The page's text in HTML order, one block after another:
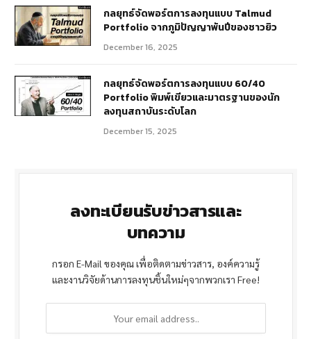
กลยุทธ์จัดพอร์ตการลงทุนแบบ Talmud
Portfolio จากภูมิปัญญาพันปีของชาวยิว
December 16, 2025
กลยุทธ์จัดพอร์ตการลงทุนแบบ 60/40
Portfolio พิมพ์เขียวและมาตรฐานของนัก
ลงทุนสถาบันระดับโลก
December 15, 2025
ลงทะเบียนรับข่าวสารและ
บทความ
กรอก E-Mail ของคุณ เพื่อติดตามข่าวสาร, องค์ความรู้
และงานวิจัยด้านการลงทุนชิ้นใหม่ๆจากพวกเรา Free!